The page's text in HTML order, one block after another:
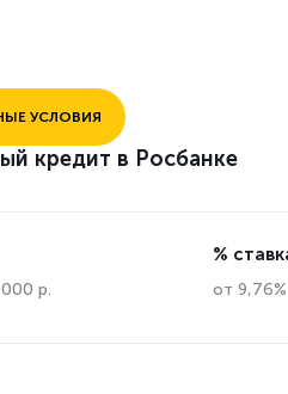
УСЛОВИЯ
кредит в Росбанке
р.
%
от 9,76%